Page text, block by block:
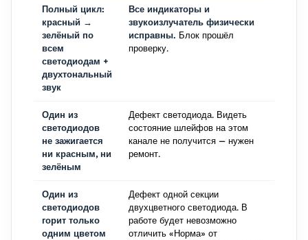
Полный цикл:
красный →
зелёный по
всем
светодиодам +
двухтональный
звук
Все индикаторы и
звукоизлучатель физически
исправны. Блок прошёл
проверку.
Один из
светодиодов
не зажигается
ни красным, ни
зелёным
Дефект светодиода. Видеть
состояние шлейфов на этом
канале не получится — нужен
ремонт.
Один из
светодиодов
горит только
одним цветом
Дефект одной секции
двухцветного светодиода. В
работе будет невозможно
отличить «Норма» от